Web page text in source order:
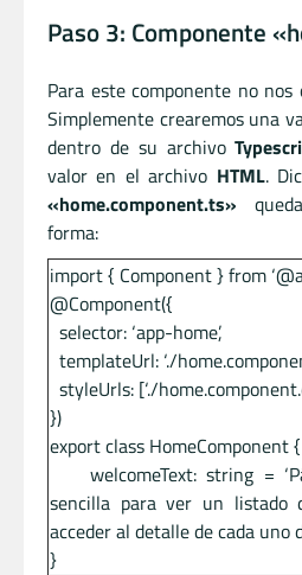
Paso 3: Componente
Para este componente no nos
Simplemente crearemos una
dentro de su archivo
valor en el archivo HTML.
«home.component.ts»
forma:
import { Component } from
@Component({
selector: ‘app-home’,
templateUrl: ‘./
styleUrls: [‘./
})
export class HomeComponent {
welcomeText: string =
sencilla para ver un listado
acceder al detalle de cada uno
}